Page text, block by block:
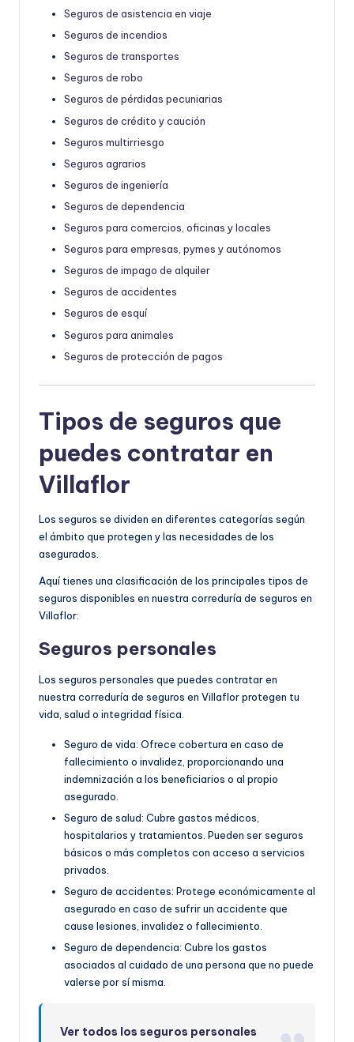
Seguros de asistencia en viaje
Seguros de incendios
Seguros de transportes
Seguros de robo
Seguros de pérdidas pecuniarias
Seguros de crédito y caución
Seguros multirriesgo
Seguros agrarios
Seguros de ingeniería
Seguros de dependencia
Seguros para comercios, oficinas y locales
Seguros para empresas, pymes y autónomos
Seguros de impago de alquiler
Seguros de accidentes
Seguros de esquí
Seguros para animales
Seguros de protección de pagos
Tipos de seguros que
puedes contratar en
Villaflor
Los seguros se dividen en diferentes categorías según
el ámbito que protegen y las necesidades de los
asegurados.
Aquí tienes una clasificación de los principales tipos de
seguros disponibles en nuestra correduría de seguros en
Villaflor:
Seguros personales
Los seguros personales que puedes contratar en
nuestra correduría de seguros en Villaflor protegen tu
vida, salud o integridad física.
Seguro de vida: Ofrece cobertura en caso de
fallecimiento o invalidez, proporcionando una
indemnización a los beneficiarios o al propio
asegurado.
Seguro de salud: Cubre gastos médicos,
hospitalarios y tratamientos. Pueden ser seguros
básicos o más completos con acceso a servicios
privados.
Seguro de accidentes: Protege económicamente al
asegurado en caso de sufrir un accidente que
cause lesiones, invalidez o fallecimiento.
Seguro de dependencia: Cubre los gastos
asociados al cuidado de una persona que no puede
valerse por sí misma.
Ver todos los seguros personales